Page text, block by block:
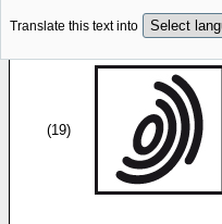
Translate this text into
(19)